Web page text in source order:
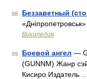
88 Беззаветный
«Дніпропетровськ»
Википедия
89 Боевой ангел —
(GUNNM) Жанр
Кисиро Издатель …